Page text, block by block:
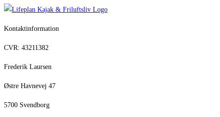
Kontaktinformation
CVR: 43211382
Frederik Laursen
Østre Havnevej 47
5700 Svendborg